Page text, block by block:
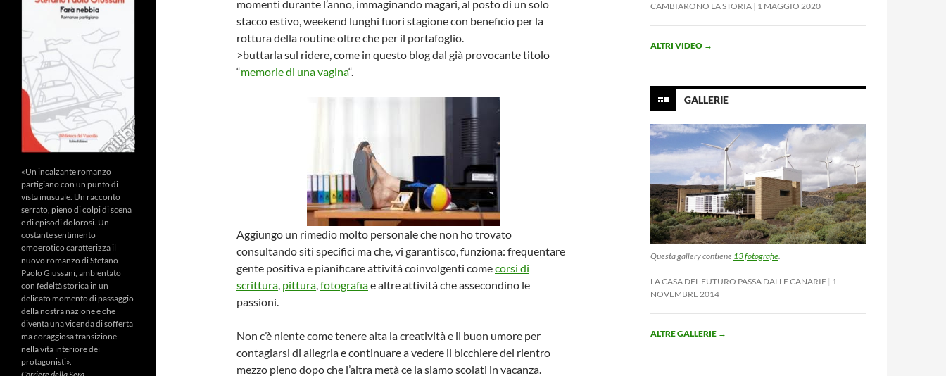
momenti durante l’anno, immaginando magari, al posto di un solo
stacco estivo, weekend lunghi fuori stagione con beneficio per la
rottura della routine oltre che per il portafoglio.
>buttarla sul ridere, come in questo blog dal già provocante titolo
“memorie di una vagina“.
Aggiungo un rimedio molto personale che non ho trovato
consultando siti specifici ma che, vi garantisco, funziona: frequentare
gente positiva e pianificare attività coinvolgenti comecorsi di
scrittura, pittura,fotografiae altre attività che assecondino le
passioni.
Non c’è niente come tenere alta la creatività e il buon umore per
contagiarsi di allegria e continuare a vedere il bicchiere del rientro
mezzo pieno dopo che l’altra metà ce la siamo scolati in vacanza.
CAMBIARONO LA STORIA 1 MAGGIO 2020
ALTRI VIDEO →
GALLERIE
Questa gallery contiene 13 fotografie.
LA CASA DEL FUTURO PASSA DALLE CANARIE 1
NOVEMBRE 2014
ALTRE GALLERIE →
«Un incalzante romanzo
partigiano con un punto di
vista inusuale. Un racconto
serrato, pieno di colpi di scena
e di episodi dolorosi. Un
costante sentimento
omoerotico caratterizza il
nuovo romanzo di Stefano
Paolo Giussani, ambientato
con fedeltà storica in un
delicato momento di passaggio
della nostra nazione e che
diventa una vicenda di sofferta
ma coraggiosa transizione
nella vita interiore dei
protagonisti».